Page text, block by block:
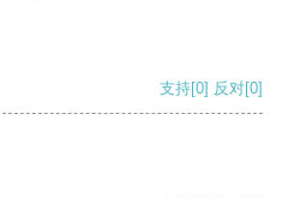
支持[0] 反对[0]